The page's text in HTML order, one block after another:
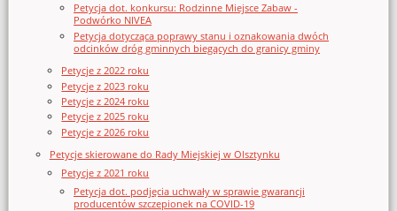
Petycja dot. konkursu: Rodzinne Miejsce Zabaw -
Podwórko NIVEA
Petycja dotycząca poprawy stanu i oznakowania dwóch
odcinków dróg gminnych biegących do granicy gminy
Petycje z 2022 roku
Petycje z 2023 roku
Petycje z 2024 roku
Petycje z 2025 roku
Petycje z 2026 roku
Petycje skierowane do Rady Miejskiej w Olsztynku
Petycje z 2021 roku
Petycja dot. podjęcia uchwały w sprawie gwarancji
producentów szczepionek na COVID-19